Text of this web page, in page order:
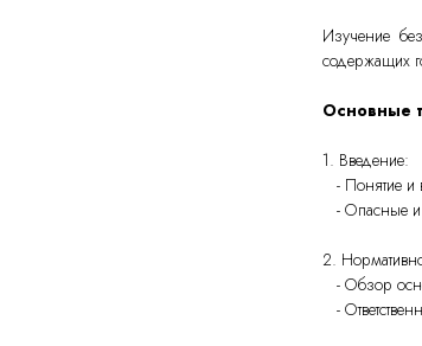
Изучение
содержащих
Основные
1. Введение:
- Понятие и
- Опасные и
2.
- Обзор
-